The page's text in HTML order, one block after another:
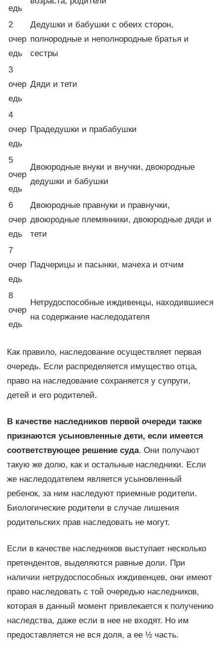
едь
2
очер
едь
Дедушки и бабушки с обеих сторон,
полнородные и неполнородные братья и
сестры
3
очер
едь
Дяди и тети
4
очер
едь
Прадедушки и прабабушки
5
очер
едь
Двоюродные внуки и внучки, двоюродные
дедушки и бабушки
6
очер
едь
Двоюродные правнуки и правнучки,
двоюродные племянники, двоюродные дяди и
тети
7
очер
едь
Падчерицы и пасынки, мачеха и отчим
8
очер
едь
Нетрудоспособные иждивенцы, находившиеся
на содержание наследодателя
Как правило, наследование осуществляет первая
очередь. Если распределяется имущество отца,
право на наследование сохраняется у супруги,
детей и его родителей.
В качестве наследников первой очереди также
признаются усыновленные дети, если имеется
соответствующее решение суда. Они получают
такую же долю, как и остальные наследники. Если
же наследодателем является усыновленный
ребенок, за ним наследуют приемные родители.
Биологические родители в случае лишения
родительских прав наследовать не могут.
Если в качестве наследников выступает несколько
претендентов, выделяются равные доли. При
наличии нетрудоспособных иждивенцев, они имеют
право наследовать с той очередью наследников,
которая в данный момент привлекается к получению
наследства, даже если в нее не входят. Но им
предоставляется не вся доля, а ее ½ часть.